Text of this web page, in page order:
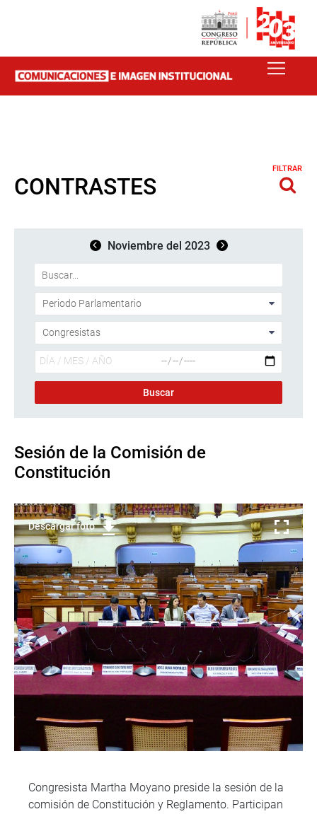
CONTRASTES
FILTRAR
Noviembre del 2023
Sesión de la Comisión de
Constitución
Descargar foto
Congresista Martha Moyano preside la sesión de la
comisión de Constitución y Reglamento. Participan